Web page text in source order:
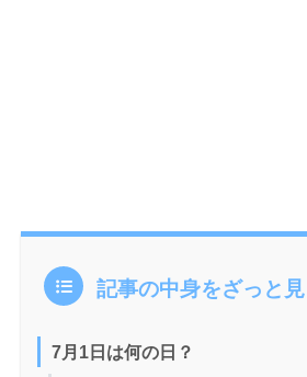
記事の中身をざっと見
7月1日は何の日？